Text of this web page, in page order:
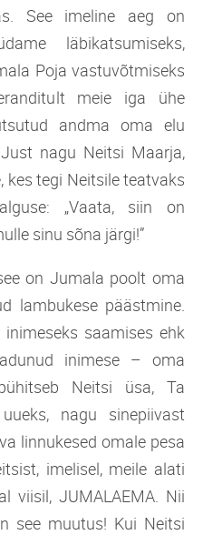
See imeline aeg on
läbikatsumiseks,
Poja vastuvõtmiseks
meie iga ühe
andma oma elu
nagu Neitsi Maarja,
kes tegi Neitsile teatvaks
„Vaata, siin on
sinu sõna järgi!”
on Jumala poolt oma
lambukese päästmine.
saamises ehk
inimese – oma
Neitsi üsa, Ta
nagu sinepiivast
linnukesed omale pesa
imelisel, meile alati
viisil, JUMALAEMA. Nii
see muutus! Kui Neitsi